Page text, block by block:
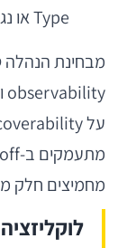
Type או נגישות.
מחמיצים חלק